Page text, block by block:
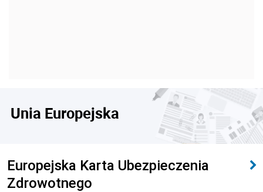
Unia Europejska
Europejska Karta Ubezpieczenia
Zdrowotnego